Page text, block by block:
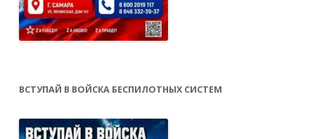
ВСТУПАЙ В ВОЙСКА БЕСПИЛОТНЫХ СИСТЕМ